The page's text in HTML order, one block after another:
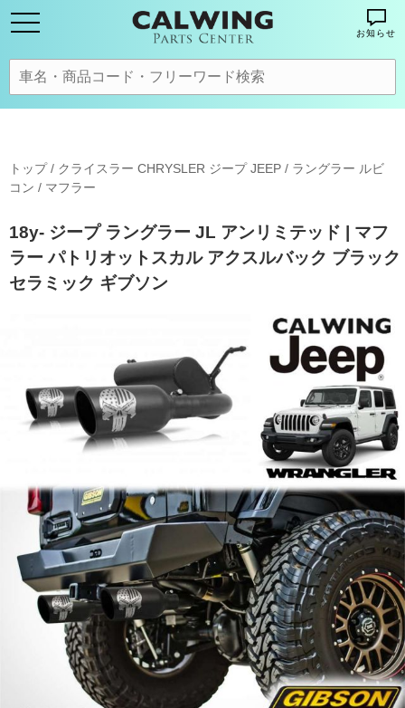
お知らせ
トップ/ クライスラー CHRYSLER ジープ JEEP / ラングラー ルビ
コン / マフラー
18y- ジープ ラングラー JL アンリミテッド | マフ
ラー パトリオットスカル アクスルバック ブラック
セラミック ギブソン